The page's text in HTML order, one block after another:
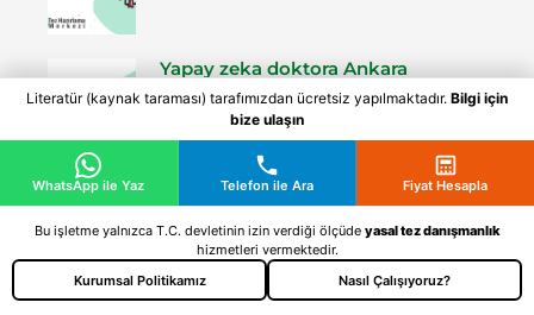
Yapay zeka doktora Ankara
Devamını Oku »
Yapay zeka özet çıkarma
Devamını Oku »
[tez_fiyat_hesapla]
Literatür (kaynak taraması) tarafımızdan ücretsiz yapılmaktadır. Bilgi için
bize ulaşın
WhatsApp ile Yaz Telefon ile Ara Fiyat Hesapla
Bu işletme yalnızca T.C. devletinin izin verdiği ölçüde yasal tez danışmanlık
hizmetleri vermektedir.
Kurumsal Politikamız
Nasıl Çalışıyoruz?